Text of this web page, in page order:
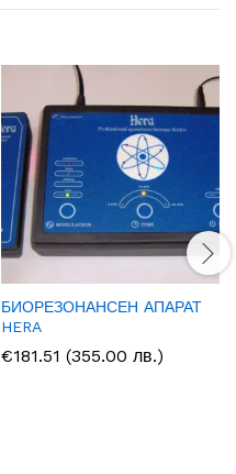
БИОРЕЗОНАНСЕН АПАРАТ
HERA
€181.51 (355.00 лв.)